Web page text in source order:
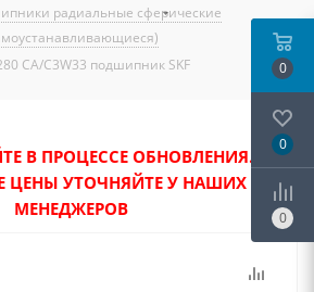
радиальные сферические
CA/C3W33 подшипник SKF
В ПРОЦЕССЕ ОБНОВЛЕНИЯ.
ЦЕНЫ УТОЧНЯЙТЕ У НАШИХ
МЕНЕДЖЕРОВ
0
0
0